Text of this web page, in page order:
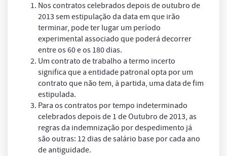
Nos contratos celebrados depois de outubro de
2013 sem estipulação da data em que irão
terminar, pode ter lugar um período
experimental associado que poderá decorrer
entre os 60 e os 180 dias.
Um contrato de trabalho a termo incerto
significa que a entidade patronal opta por um
contrato que não tem, à partida, uma data de fim
estipulada.
Para os contratos por tempo indeterminado
celebrados depois de 1 de Outubro de 2013, as
regras da indemnização por despedimento já
são outras: 12 dias de salário base por cada ano
de antiguidade.